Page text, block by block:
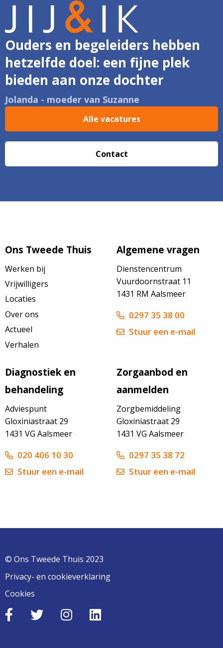
Ouders en begeleiders hebben
hetzelfde doel: een fijne plek
bieden aan onze dochter
Jolanda - moeder van Suzanne
Alle vacatures
Contact
Ons Tweede Thuis
Werken bij
Vrijwilligers
Locaties
Over ons
Actueel
Verhalen
Algemene vragen
Dienstencentrum
Vuurdoornstraat 11
1431 RM Aalsmeer
0297 35 38 00
Stuur een e-mail
Diagnostiek en
behandeling
Adviespunt
Gloxiniastraat 29
1431 VG Aalsmeer
020 406 10 30
Stuur een e-mail
Zorgaanbod en
aanmelden
Zorgbemiddeling
Gloxiniastraat 29
1431 VG Aalsmeer
0297 35 38 72
Stuur een e-mail
© Ons Tweede Thuis 2023
Privacy- en cookieverklaring
Cookies